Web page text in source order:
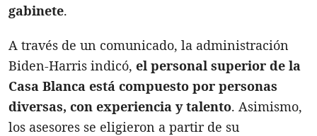
gabinete.
A través de un comunicado, la administración
Biden-Harris indicó, el personal superior de la
Casa Blanca está compuesto por personas
diversas, con experiencia y talento. Asimismo,
los asesores se eligieron a partir de su